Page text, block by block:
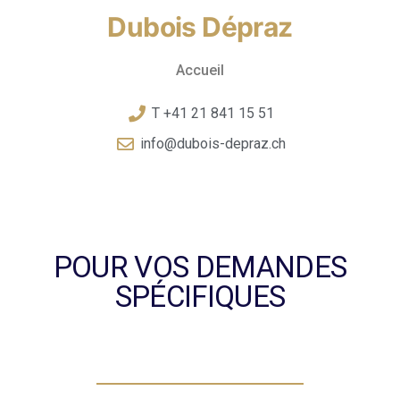
Dubois Dépraz
Accueil
T +41 21 841 15 51
info@dubois-depraz.ch
POUR VOS DEMANDES
SPÉCIFIQUES